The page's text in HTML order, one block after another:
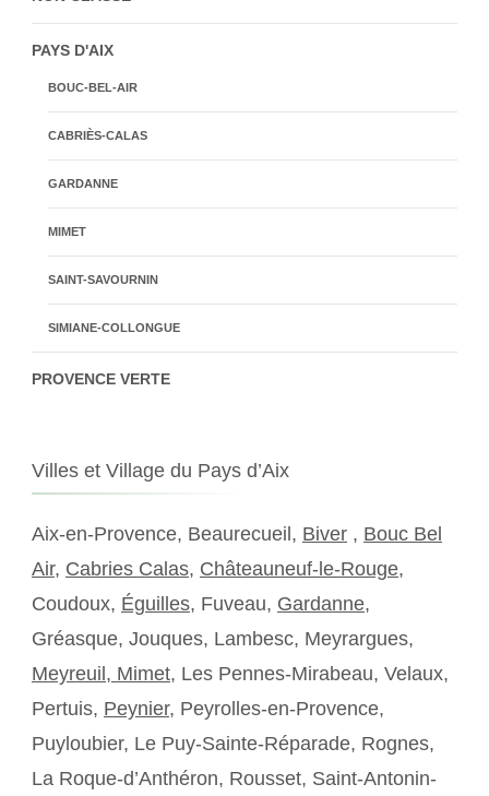
PAYS D'AIX
BOUC-BEL-AIR
CABRIÈS-CALAS
GARDANNE
MIMET
SAINT-SAVOURNIN
SIMIANE-COLLONGUE
PROVENCE VERTE
Villes et Village du Pays d’Aix
Aix-en-Provence, Beaurecueil, Biver , Bouc Bel
Air, Cabries Calas, Châteauneuf-le-Rouge,
Coudoux, Éguilles, Fuveau, Gardanne,
Gréasque, Jouques, Lambesc, Meyrargues,
Meyreuil, Mimet, Les Pennes-Mirabeau, Velaux,
Pertuis, Peynier, Peyrolles-en-Provence,
Puyloubier, Le Puy-Sainte-Réparade, Rognes,
La Roque-d’Anthéron, Rousset, Saint-Antonin-